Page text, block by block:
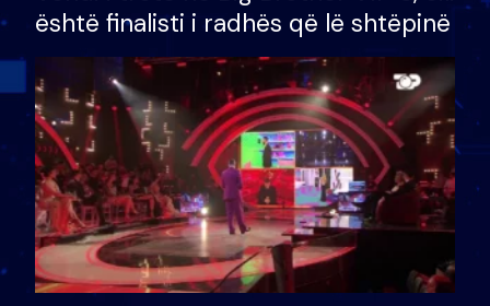
është finalisti i radhës që lë shtëpinë